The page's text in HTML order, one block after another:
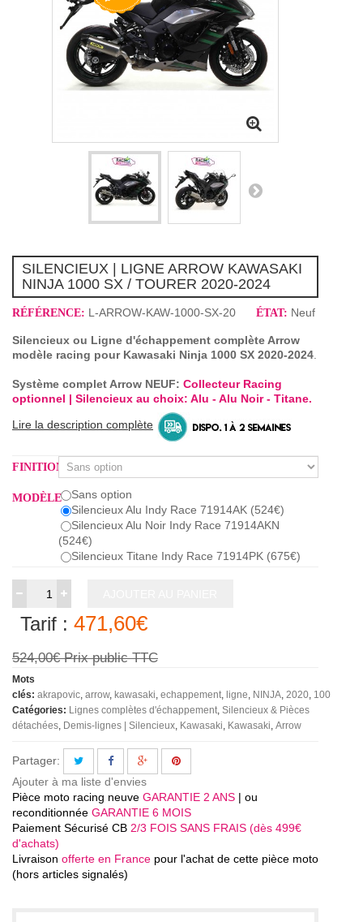
SILENCIEUX | LIGNE ARROW KAWASAKI
NINJA 1000 SX / TOURER 2020-2024
RÉFÉRENCE: L-ARROW-KAW-1000-SX-20 ÉTAT: Neuf
Silencieux ou Ligne d'échappement complète Arrow
modèle racing pour Kawasaki Ninja 1000 SX 2020-2024.
Système complet Arrow NEUF: Collecteur Racing
optionnel | Silencieux au choix: Alu - Alu Noir - Titane.
Lire la description complète
FINITION
MODÈLE Sans option
Silencieux Alu Indy Race 71914AK (524€)
Silencieux Alu Noir Indy Race 71914AKN
(524€)
Silencieux Titane Indy Race 71914PK (675€)
Tarif : 471,60€
524,00€Prix public TTC
Mots
clés: akrapovic arrow kawasaki echappement ligne NINJA 2020 1000sx
Catégories: Lignes complètes d'échappement Silencieux & Pièces
détachées Demis-lignes | Silencieux Kawasaki Kawasaki Arrow
Partager:
Ajouter à ma liste d'envies
Pièce moto racing neuve GARANTIE 2 ANS | ou
reconditionnée GARANTIE 6 MOIS
Paiement Sécurisé CB 2/3 FOIS SANS FRAIS (dès 499€
d'achats)
Livraison offerte en France pour l'achat de cette pièce moto
(hors articles signalés)